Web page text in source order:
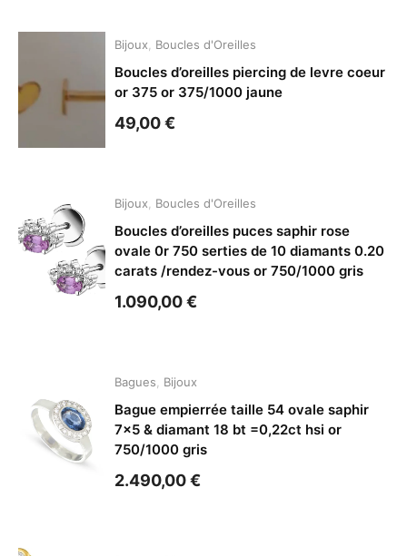
Bijoux Boucles d'Oreilles
Boucles d’oreilles piercing de levre coeur
or 375 or 375/1000 jaune
49,00€
Bijoux Boucles d'Oreilles
Boucles d’oreilles puces saphir rose
ovale 0r 750 serties de 10 diamants 0.20
carats /rendez-vous or 750/1000 gris
1.090,00€
Bagues Bijoux
Bague empierrée taille 54 ovale saphir
7×5 & diamant 18 bt =0,22ct hsi or
750/1000 gris
2.490,00€